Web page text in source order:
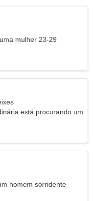
mulher 23-29
está procurando um
homem sorridente